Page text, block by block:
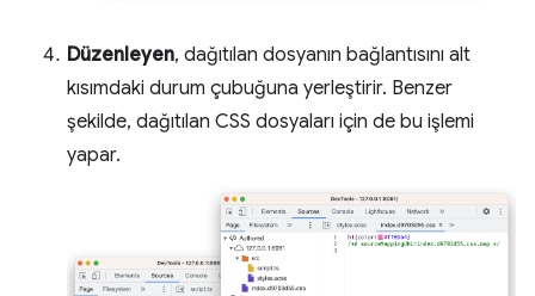
Düzenleyen, dağıtılan dosyanın bağlantısını alt
kısımdaki durum çubuğuna yerleştirir. Benzer
şekilde, dağıtılan CSS dosyaları için de bu işlemi
yapar.